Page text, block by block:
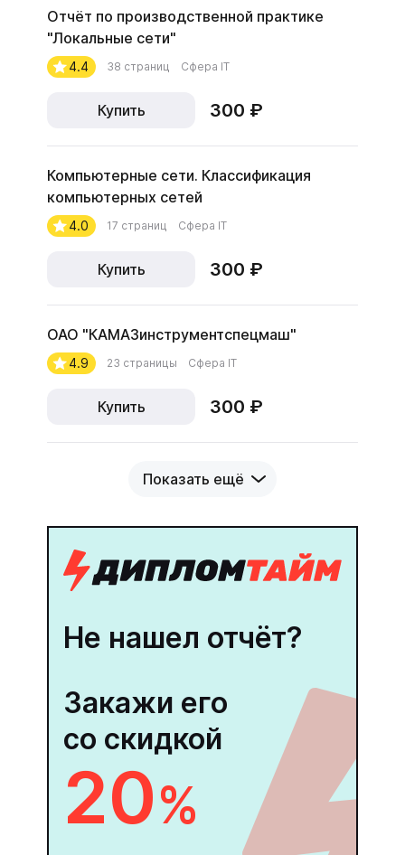
Отчёт по производственной практике
"Локальные сети"
4.4 38 страниц Сфера IT
Купить 300 ₽
Компьютерные сети. Классификация
компьютерных сетей
4.0 17 страниц Сфера IT
Купить 300 ₽
ОАО "КАМАЗинструментспецмаш"
4.9 23 страницы Сфера IT
Купить 300 ₽
Показать ещё
Не нашел отчёт?
Закажи его
со скидкой
20%